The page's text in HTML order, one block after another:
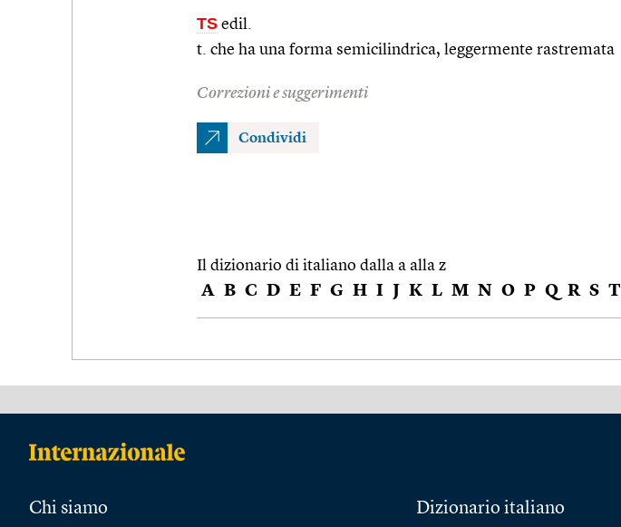
TS edil.
t. che ha una forma semicilindrica, leggermente rastremata
Correzioni e suggerimenti
Condividi
Il dizionario di italiano dalla a alla z
A B C D E F G H I J K L M N O P Q R S T
Chi siamo Dizionario italiano